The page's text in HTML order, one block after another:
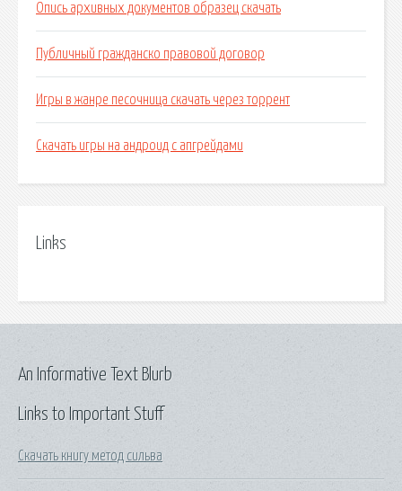
Опись архивных документов образец скачать
Публичный гражданско правовой договор
Игры в жанре песочница скачать через торрент
Скачать игры на андроид с апгрейдами
Links
Links to Important Stuff
Скачать книгу метод сильва
An Informative Text Blurb